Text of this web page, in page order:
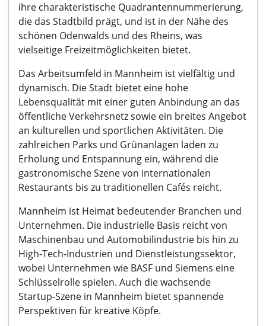
ihre charakteristische Quadrantennummerierung,
die das Stadtbild prägt, und ist in der Nähe des
schönen Odenwalds und des Rheins, was
vielseitige Freizeitmöglichkeiten bietet.
Das Arbeitsumfeld in Mannheim ist vielfältig und
dynamisch. Die Stadt bietet eine hohe
Lebensqualität mit einer guten Anbindung an das
öffentliche Verkehrsnetz sowie ein breites Angebot
an kulturellen und sportlichen Aktivitäten. Die
zahlreichen Parks und Grünanlagen laden zu
Erholung und Entspannung ein, während die
gastronomische Szene von internationalen
Restaurants bis zu traditionellen Cafés reicht.
Mannheim ist Heimat bedeutender Branchen und
Unternehmen. Die industrielle Basis reicht von
Maschinenbau und Automobilindustrie bis hin zu
High-Tech-Industrien und Dienstleistungssektor,
wobei Unternehmen wie BASF und Siemens eine
Schlüsselrolle spielen. Auch die wachsende
Startup-Szene in Mannheim bietet spannende
Perspektiven für kreative Köpfe.